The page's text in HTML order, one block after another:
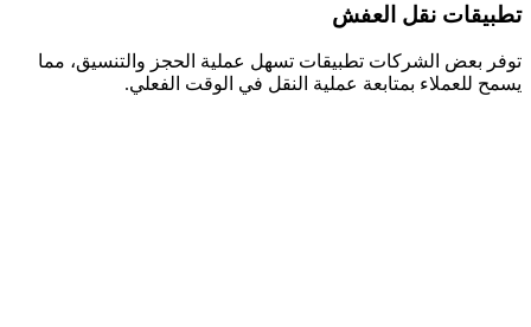
تطبيقات نقل العفش
توفر بعض الشركات تطبيقات تسهل عملية الحجز والتنسيق، مما
يسمح للعملاء بمتابعة عملية النقل في الوقت الفعلي.